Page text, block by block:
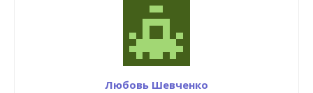
Любовь Шевченко